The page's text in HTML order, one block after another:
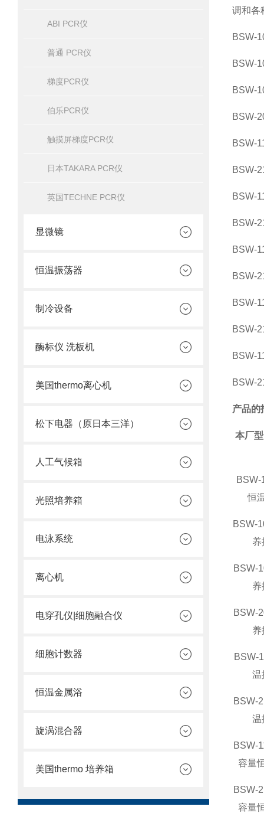
ABI PCR仪
普通 PCR仪
梯度PCR仪
伯乐PCR仪
触摸屏梯度PCR仪
日本TAKARA PCR仪
英国TECHNE PCR仪
显微镜
恒温振荡器
制冷设备
酶标仪 洗板机
美国thermo离心机
松下电器（原日本三洋）
人工气候箱
光照培养箱
电泳系统
离心机
电穿孔仪|细胞融合仪
细胞计数器
恒温金属浴
旋涡混合器
美国thermo 培养箱
调和各
BSW-
BSW-
BSW-
BSW-
BSW-
BSW-
BSW-
BSW-
BSW-
BSW-
BSW-
BSW-
BSW-
BSW-
产品的
本厂
BSW-
恒
BSW-
养
BSW-
养
BSW-
养
BSW-
温
BSW-
温
BSW-
容量
BSW-
容量